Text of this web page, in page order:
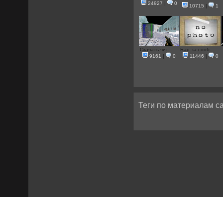
24927 | 0 10715 | 1
Скачать чит...
9161 | 0
Бан за сооб...
11446 | 0
Теги по материалам